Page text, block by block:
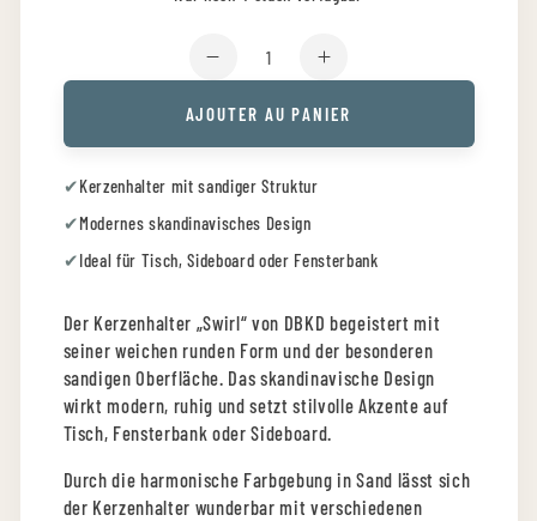
Quantité
Réduire
quantité
de
DBKD
„Swirl“
sand
cm
Augmenter
quantité
de
sand
cm
AJOUTER AU PANIER
✔Kerzenhalter mit sandiger Struktur
✔Modernes skandinavisches Design
✔Ideal für Tisch, Sideboard oder Fensterbank
Der Kerzenhalter „Swirl“ von DBKD begeistert mit
seiner weichen runden Form und der besonderen
sandigen Oberfläche. Das skandinavische Design
wirkt modern, ruhig und setzt stilvolle Akzente auf
Tisch, Fensterbank oder Sideboard.
Durch die harmonische Farbgebung in Sand lässt sich
der Kerzenhalter wunderbar mit verschiedenen